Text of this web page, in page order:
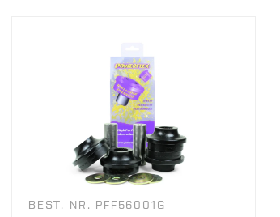
BEST.-NR. PFF56001G